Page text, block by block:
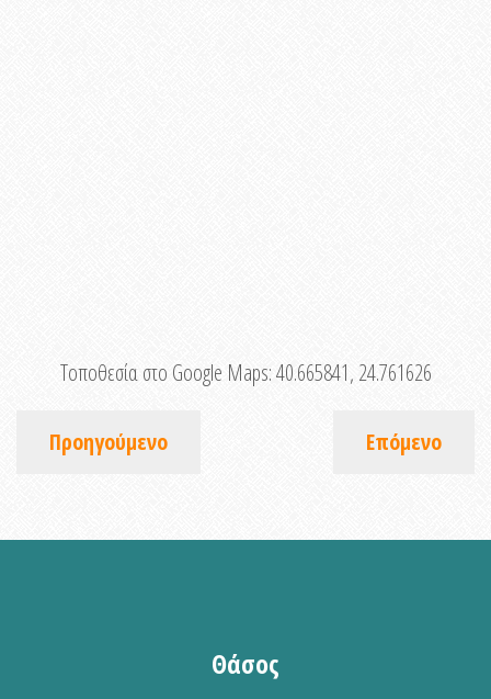
Τοποθεσία στο Google Maps:40.665841, 24.761626
Προηγούμενο Επόμενο
Θάσος